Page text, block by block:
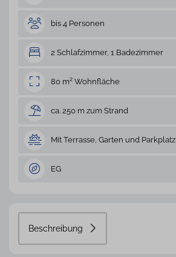
bis 4 Personen
2 Schlafzimmer, 1 Badezimmer
80 m² Wohnfläche
ca. 250 m zum Strand
Mit Terrasse, Garten und Parkplatz
EG
Beschreibung